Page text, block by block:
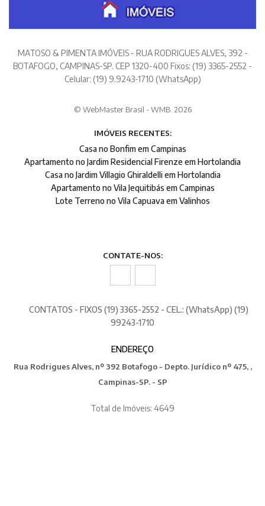
MATOSO & PIMENTA IMÓVEIS - RUA RODRIGUES ALVES, 392 -
BOTAFOGO, CAMPINAS-SP. CEP 1320-400 Fixos: (19) 3365-2552 -
Celular: (19) 9.9243-1710 (WhatsApp)
© WebMaster Brasil - WMB. 2026
IMÓVEIS RECENTES:
Casa no Bonfim em Campinas
Apartamento no Jardim Residencial Firenze em Hortolandia
Casa no Jardim Villagio Ghiraldelli em Hortolandia
Apartamento no Vila Jequitibás em Campinas
Lote Terreno no Vila Capuava em Valinhos
CONTATE-NOS:
CONTATOS - FIXOS (19) 3365-2552 - CEL.: (WhatsApp) (19)
99243-1710
ENDEREÇO
Rua Rodrigues Alves, nº 392 Botafogo - Depto. Jurídico nº 475, ,
Campinas-SP. - SP
Total de Imóveis: 4649